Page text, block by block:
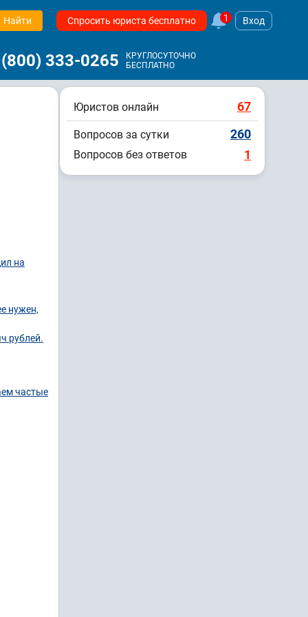
Найти Спросить юриста бесплатно 1 Вход
333-0265
КРУГЛОСУТОЧНО
БЕСПЛАТНО
на
нужен,
рублей.
частые
Юристов онлайн 67
Вопросов за сутки 260
Вопросов без ответов 1